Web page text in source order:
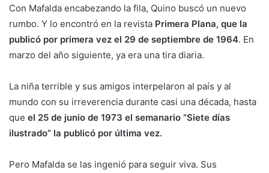
Con Mafalda encabezando la fila, Quino buscó un nuevo
rumbo. Y lo encontró en la revista Primera Plana, que la
publicó por primera vez el 29 de septiembre de 1964. En
marzo del año siguiente, ya era una tira diaria.
La niña terrible y sus amigos interpelaron al país y al
mundo con su irreverencia durante casi una década, hasta
que el 25 de junio de 1973 el semanario “Siete días
ilustrado” la publicó por última vez.
Pero Mafalda se las ingenió para seguir viva. Sus